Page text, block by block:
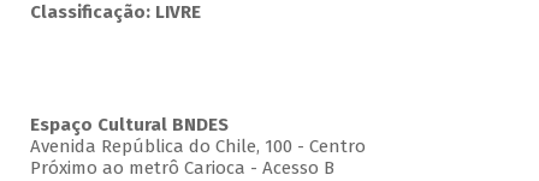
Classificação: LIVRE
Espaço Cultural BNDES
Avenida República do Chile, 100 - Centro
Próximo ao metrô Carioca - Acesso B